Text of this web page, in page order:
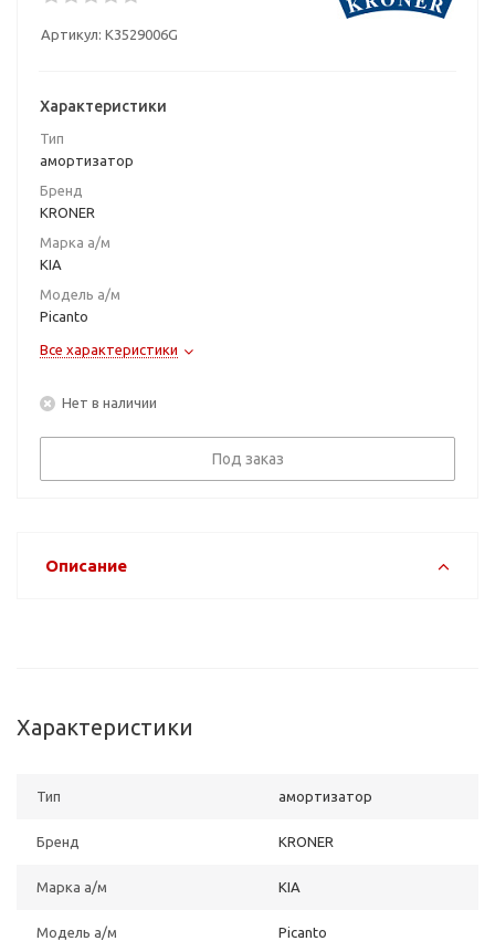
Артикул: K3529006G
Характеристики
Тип
амортизатор
Бренд
KRONER
Марка а/м
KIA
Модель а/м
Picanto
Все характеристики
Нет в наличии
Под заказ
Описание
Характеристики
Тип амортизатор
Бренд KRONER
Марка а/м KIA
Модель а/м Picanto